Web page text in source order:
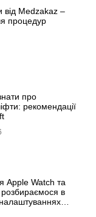
від Medzakaz –
процедур
про
рекомендації
Apple Watch та
в
налаштуваннях